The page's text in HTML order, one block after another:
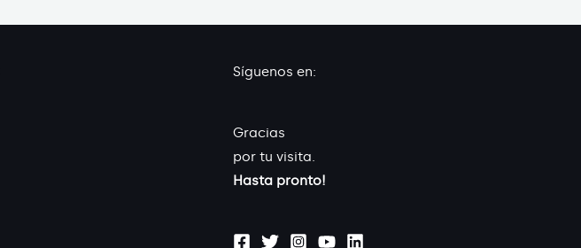
Síguenos en:
Gracias
por tu visita.
Hasta pronto!